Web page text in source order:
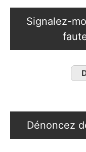
Signalez-
Dénoncez